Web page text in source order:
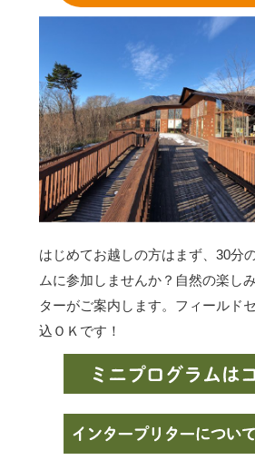
はじめてお越しの方はまず、30分
ムに参加しませんか？自然の楽し
ターがご案内します。フィールド
込ＯＫです！